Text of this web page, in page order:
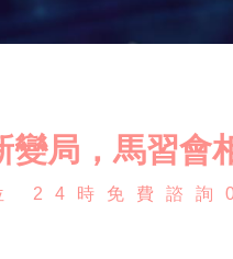
變局，馬習會
位 24時免費